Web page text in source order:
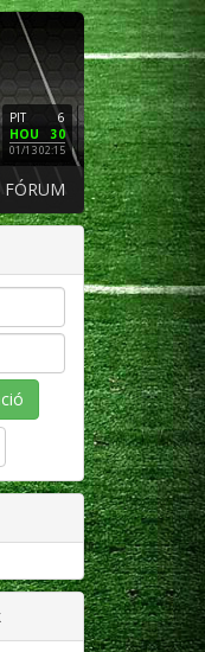
6
PIT
30
HOU
01/13 02:15
16
NE
3
LAC
01/12 02:00
PHI
SF
01/11
FÓRUM